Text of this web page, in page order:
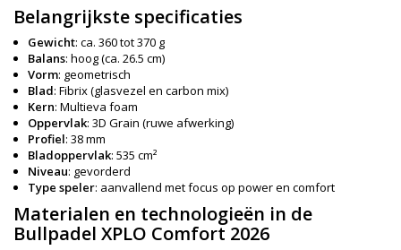
Belangrijkste specificaties
Gewicht: ca. 360 tot 370 g
Balans: hoog (ca. 26.5 cm)
Vorm: geometrisch
Blad: Fibrix (glasvezel en carbon mix)
Kern: Multieva foam
Oppervlak: 3D Grain (ruwe afwerking)
Profiel: 38 mm
Bladoppervlak: 535 cm²
Niveau: gevorderd
Type speler: aanvallend met focus op power en comfort
Materialen en technologieën in de
Bullpadel XPLO Comfort 2026